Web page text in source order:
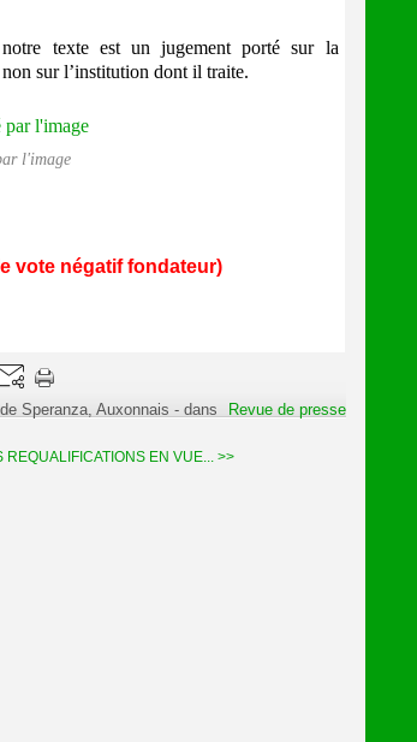
texte est un jugement porté sur la
sur l’institution dont il traite.
l'image
vote négatif fondateur)
Speranza, Auxonnais -dans Revue de presse
REQUALIFICATIONS EN VUE... >>